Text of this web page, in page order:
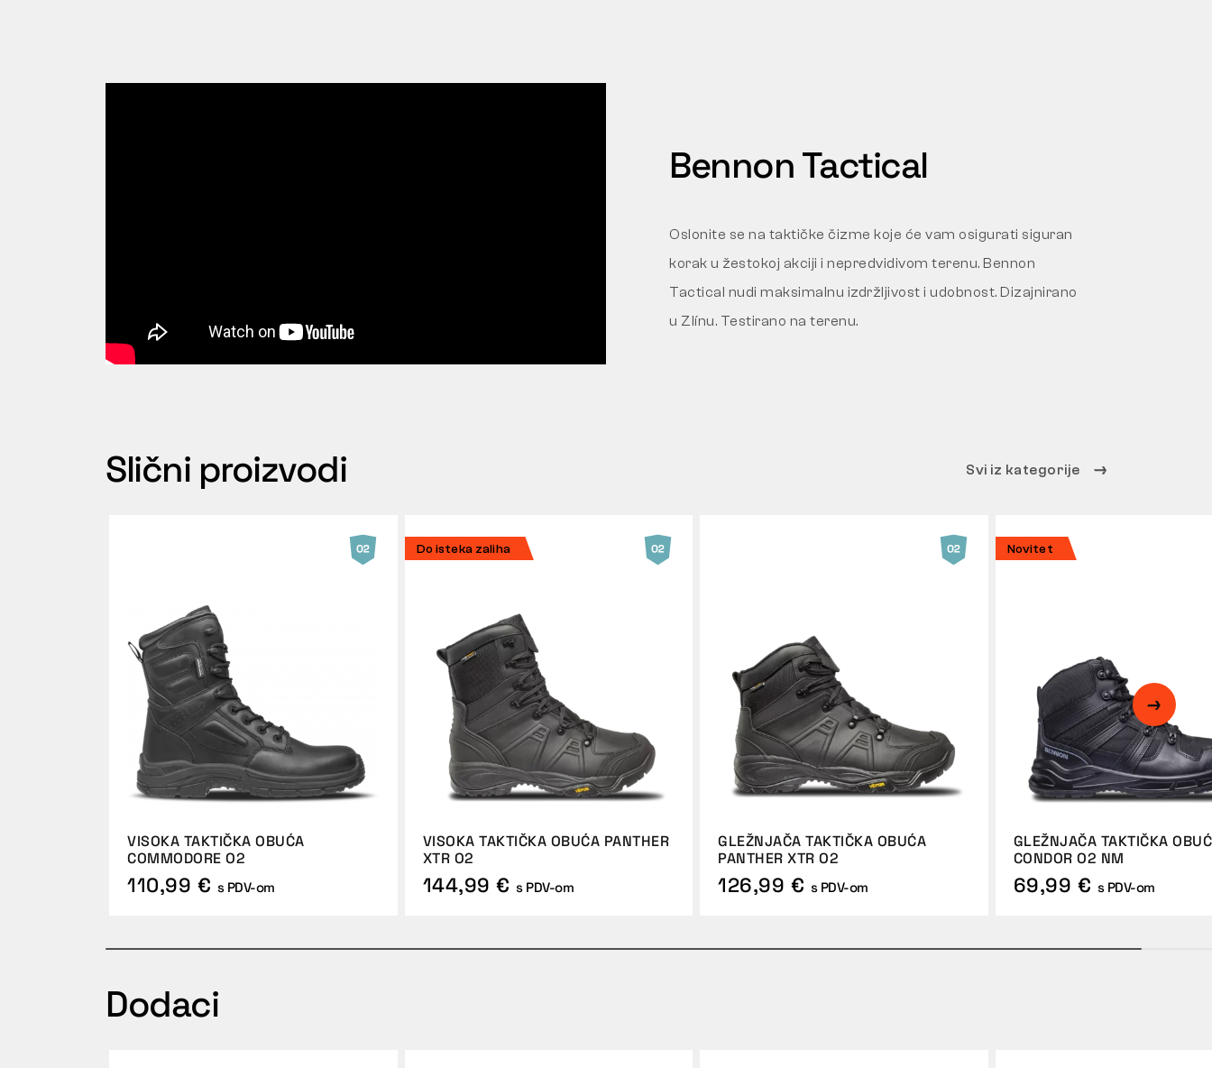
Bennon Tactical
Oslonite se na taktičke čizme koje će vam osigurati siguran
korak u žestokoj akciji i nepredvidivom terenu. Bennon
Tactical nudi maksimalnu izdržljivost i udobnost. Dizajnirano
u Zlínu. Testirano na terenu.
Slični proizvodi Svi iz kategorije
VISOKA TAKTIČKA OBUĆA
COMMODORE O2
110,99 € s PDV-om
Do isteka zaliha
VISOKA TAKTIČKA OBUĆA PANTHER
XTR O2
144,99 € s PDV-om
GLEŽNJAČA TAKTIČKA OBUĆA
PANTHER XTR O2
126,99 € s PDV-om
Novitet
GLEŽNJAČA TAKTIČKA
CONDOR O2 NM
69,99 € s PDV-om
Dodaci